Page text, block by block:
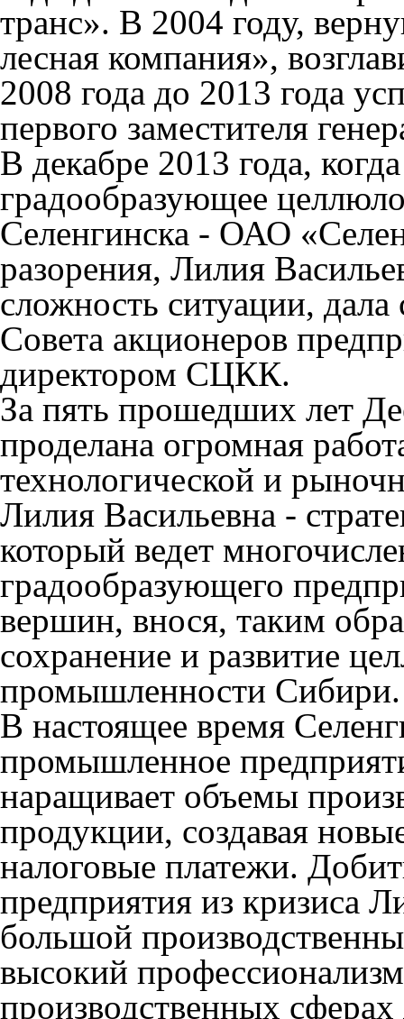
транс». В 2004 году,
лесная компания»,
2008 года до 2013 года
первого заместителя
В декабре 2013 года,
градообразующее
Селенгинска - ОАО
разорения, Лилия
сложность ситуации,
Совета акционеров
директором СЦКК.
За пять прошедших лет
проделана огромная
технологической и
Лилия Васильевна -
который ведет
градообразующего
вершин, внося, таким
сохранение и развитие
промышленности Сибири.
В настоящее время
промышленное
наращивает объемы
продукции, создавая
налоговые платежи.
предприятия из кризиса
большой
высокий
производственных